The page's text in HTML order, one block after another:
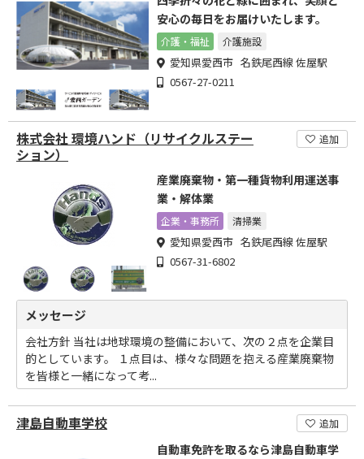
安心の毎日をお届けいたします。
介護・福祉 介護施設
愛知県愛西市 名鉄尾西線 佐屋駅
0567-27-0211
株式会社 環境ハンド（リサイクルステー
ション）
追加
産業廃棄物・第一種貨物利用運送事
業・解体業
企業・事務所 清掃業
愛知県愛西市 名鉄尾西線 佐屋駅
0567-31-6802
メッセージ
会社方針 当社は地球環境の整備において、次の２点を企業目
的としています。 １点目は、様々な問題を抱える産業廃棄物
を皆様と一緒になって考...
津島自動車学校 追加
自動車免許を取るなら津島自動車学